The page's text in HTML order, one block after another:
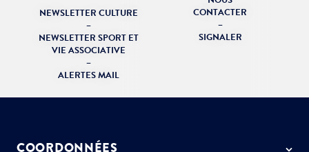
NEWSLETTER CULTURE
–
NEWSLETTER SPORT ET
VIE ASSOCIATIVE
–
ALERTES MAIL
CONTACTER
–
SIGNALER
COORDONNÉES